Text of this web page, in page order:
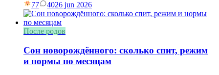
77 4026 jun 2026
После родов
Сон новорождённого: сколько спит, режим
и нормы по месяцам